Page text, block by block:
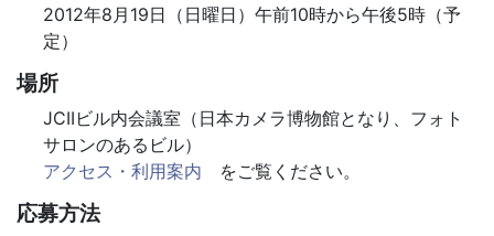
2012年8月19日（日曜日）午前10時から午後5時（予
定）
場所
JCIIビル内会議室（日本カメラ博物館となり、フォト
サロンのあるビル）
アクセス・利用案内 をご覧ください。
応募方法